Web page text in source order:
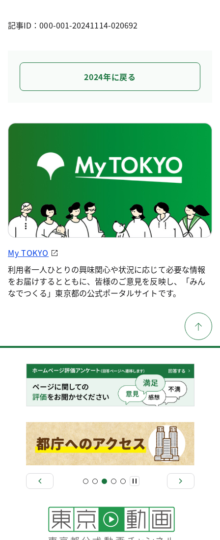
記事ID：000-001-20241114-020692
2024年に戻る
My TOKYO
利用者一人ひとりの興味関心や状況に応じて必要な情報
をお届けするとともに、皆様のご意見を反映し、「みん
なでつくる」東京都の公式ポータルサイトです。